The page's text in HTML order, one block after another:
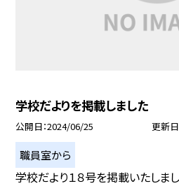
学校だよりを掲載しました
公開日 2024/06/25 更新日
職員室から
学校だより１８号を掲載いたしま